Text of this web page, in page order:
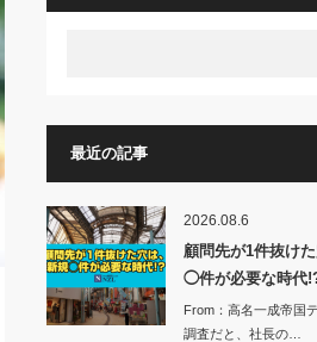
最近の記事
2026.08.6
顧問先が1件抜け
◯件が必要な時代
From：高名一成帝国
調査だと、社長の…